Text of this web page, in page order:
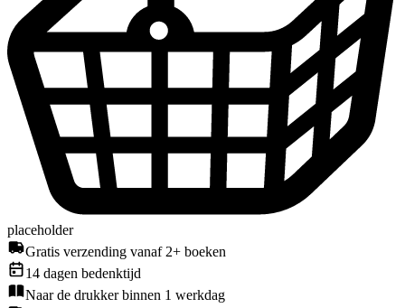
placeholder
Gratis verzending vanaf 2+ boeken
14 dagen bedenktijd
Naar de drukker binnen 1 werkdag